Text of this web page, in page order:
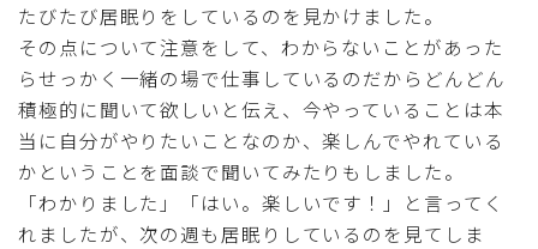
たびたび居眠りをしているのを見かけました。
その点について注意をして、わからないことがあった
らせっかく一緒の場で仕事しているのだからどんどん
積極的に聞いて欲しいと伝え、今やっていることは本
当に自分がやりたいことなのか、楽しんでやれている
かということを面談で聞いてみたりもしました。
「わかりました」「はい。楽しいです！」と言ってく
れましたが、次の週も居眠りしているのを見てしま